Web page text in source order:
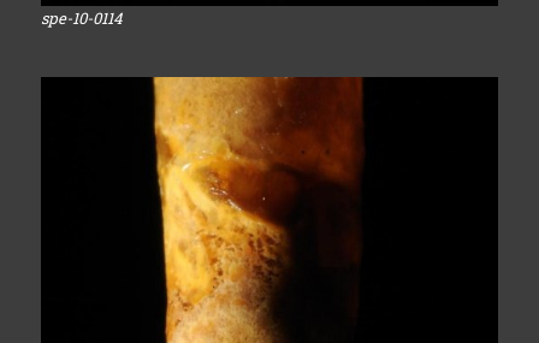
spe-10-0114